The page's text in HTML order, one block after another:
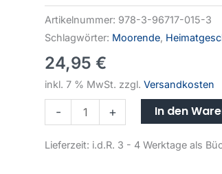
Artikelnummer: 978-3-96717-015-3
Schlagwörter: Moorende,
24,95 €
inkl. 7 % MwSt. zzgl. Versandkosten
- + In den
Lieferzeit: i.d.R. 3 - 4 Werktage als